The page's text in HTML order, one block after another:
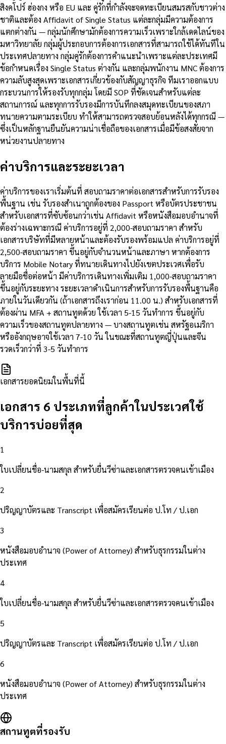
สิงคโปร์ ฮ่องกง หรือ EU และ คู่รักที่กำลังจะจดทะเบียนสมรสกับชาวต่าง
ชาติและต้อง Affidavit of Single Status แต่ละกลุ่มมีความต้องการ
แตกต่างกัน — กลุ่มนักศึกษามักต้องการความเร็วเพราะใกล้เดดไลน์ของ
มหาวิทยาลัย กลุ่มผู้ประกอบการต้องการเอกสารที่สามารถใช้ได้ทันทีใน
ประเทศปลายทาง กลุ่มคู่รักต้องการคำแนะนำเพราะแต่ละประเทศมี
ข้อกำหนดเรื่อง Single Status ต่างกัน และกลุ่มพนักงาน MNC ต้องการ
ความลับสูงสุดเพราะเอกสารเกี่ยวข้องกับสัญญาธุรกิจ ทีมเราออกแบบ
กระบวนการให้รองรับทุกกลุ่ม โดยมี SOP ที่ชัดเจนสำหรับแต่ละ
สถานการณ์ และทุกการรับรองมีการบันทึกลงสมุดทะเบียนของสภา
ทนายความตามระเบียบ ทำให้สามารถตรวจสอบย้อนหลังได้ทุกกรณี —
ซึ่งเป็นหลักฐานยืนยันความน่าเชื่อถือของเอกสารเมื่อมีข้อสงสัยจาก
หน่วยงานปลายทาง
ค่าบริการและระยะเวลา
ค่าบริการของเราเริ่มต้นที่ สอบถามราคาต่อเอกสารสำหรับการรับรอง
พื้นฐาน เช่น รับรองสำเนาถูกต้องของ Passport หรือบัตรประชาชน
สำหรับเอกสารที่ซับซ้อนกว่าเช่น Affidavit หรือหนังสือมอบอำนาจที่
ต้องร่างเฉพาะกรณี ค่าบริการอยู่ที่ 2,000-สอบถามราคา สำหรับ
เอกสารบริษัทที่มีหลายหน้าและต้องรับรองพร้อมแปล ค่าบริการอยู่ที่
2,500-สอบถามราคา ขึ้นอยู่กับจำนวนหน้าและภาษา หากต้องการ
บริการ Mobile Notary ที่ทนายเดินทางไปยังเขตประเวศเพื่อรับ
ลายมือชื่อต่อหน้า มีค่าบริการเดินทางเพิ่มเติม 1,000-สอบถามราคา
ขึ้นอยู่กับระยะทาง ระยะเวลาดำเนินการสำหรับการรับรองพื้นฐานคือ
ภายในวันเดียวกัน (ถ้าเอกสารถึงเราก่อน 11.00 น.) สำหรับเอกสารที่
ต้องผ่าน MFA + สถานทูตด้วย ใช้เวลา 5-15 วันทำการ ขึ้นอยู่กับ
ความเร็วของสถานทูตปลายทาง — บางสถานทูตเช่น สหรัฐอเมริกา
หรืออังกฤษอาจใช้เวลา 7-10 วัน ในขณะที่สถานทูตญี่ปุ่นและจีน
รวดเร็วกว่าที่ 3-5 วันทำการ
เอกสารยอดนิยมในพื้นที่นี้
เอกสาร 6 ประเภทที่ลูกค้าในประเวศใช้
บริการบ่อยที่สุด
1
ใบเปลี่ยนชื่อ-นามสกุล สำหรับยื่นวีซ่าและเอกสารตรวจคนเข้าเมือง
2
ปริญญาบัตรและ Transcript เพื่อสมัครเรียนต่อ ป.โท / ป.เอก
3
หนังสือมอบอำนาจ (Power of Attorney) สำหรับธุรกรรมในต่าง
ประเทศ
4
ใบเปลี่ยนชื่อ-นามสกุล สำหรับยื่นวีซ่าและเอกสารตรวจคนเข้าเมือง
5
ปริญญาบัตรและ Transcript เพื่อสมัครเรียนต่อ ป.โท / ป.เอก
6
หนังสือมอบอำนาจ (Power of Attorney) สำหรับธุรกรรมในต่าง
ประเทศ
สถานทูตที่รองรับ